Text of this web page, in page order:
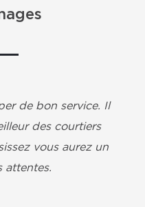
de bon service. Il
des courtiers
vous aurez un
attentes.